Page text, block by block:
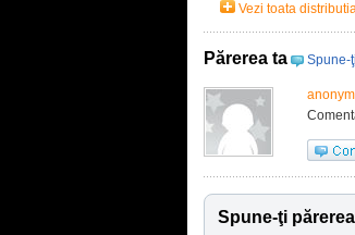
Vezi toata
Părerea ta Spune-
Spune-ţi